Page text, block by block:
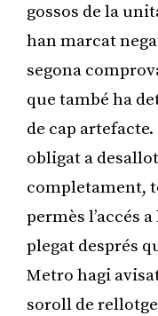
gossos de la
han marcat
segona
que també ha
de cap
obligat a
completament,
permès l’accés
plegat després
Metro hagi
soroll de